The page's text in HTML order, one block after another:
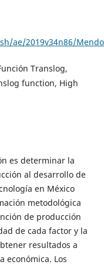
ae/2019v34n86/
Translog,
function, High
es determinar la
al desarrollo de
en México
metodológica
de producción
de cada factor y la
resultados a
económica. Los